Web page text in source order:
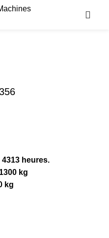
heures.
kg
kg